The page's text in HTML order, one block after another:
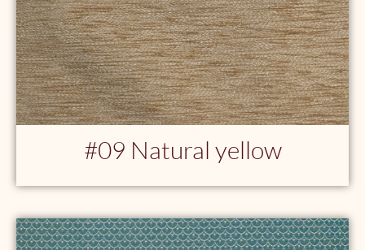
#09 Natural yellow